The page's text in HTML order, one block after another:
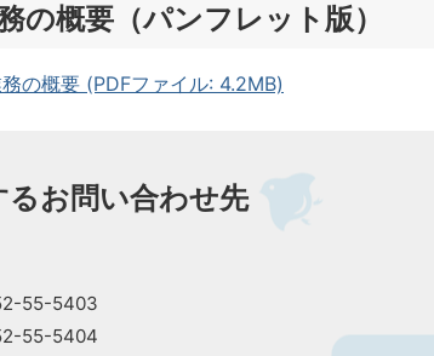
の概要（パンフレット版）
の概要 (PDFファイル: 4.2MB)
お問い合わせ先
55-5403
55-5404